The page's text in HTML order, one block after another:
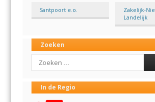
Santpoort e.o.
Zakelijk-
Landelijk
Zoeken
Search
In de Regio